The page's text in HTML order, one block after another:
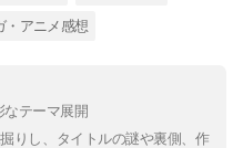
・アニメ感想
テーマ展開
りし、タイトルの謎や裏側、作